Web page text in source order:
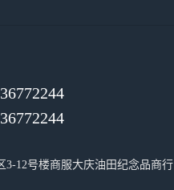
3-12号楼商服大庆油田纪念品商行